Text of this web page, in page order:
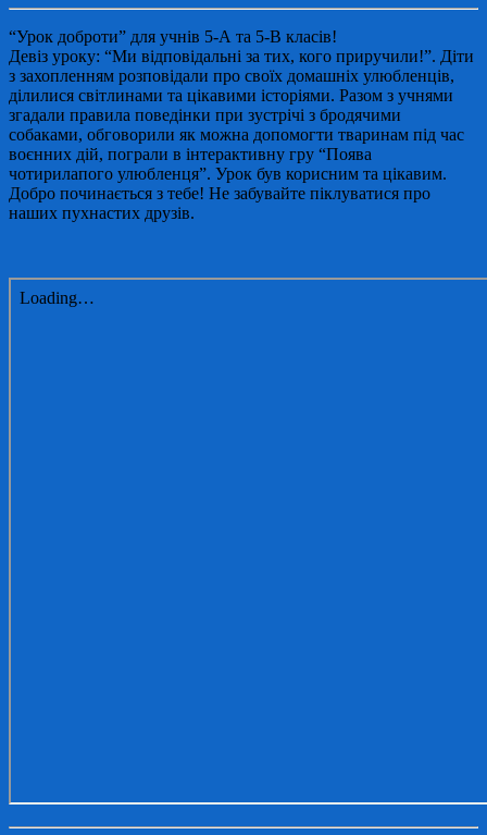
“Урок доброти” для учнів 5-А та 5-В класів!
Девіз уроку: “Ми відповідальні за тих, кого приручили!”. Діти
з захопленням розповідали про своїх домашніх улюбленців,
ділилися світлинами та цікавими історіями. Разом з учнями
згадали правила поведінки при зустрічі з бродячими
собаками, обговорили як можна допомогти тваринам під час
воєнних дій, пограли в інтерактивну гру “Поява
чотирилапого улюбленця”. Урок був корисним та цікавим.
Добро починається з тебе! Не забувайте піклуватися про
наших пухнастих друзів.